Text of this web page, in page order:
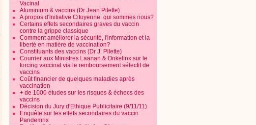
Vacinal
Aluminium & vaccins (Dr Jean Pilette)
A propos d'Initiative Citoyenne: qui sommes nous?
Certains effets secondaires graves du vaccin
contre la grippe classique
Comment améliorer la sécurité, l'information et la
liberté en matière de vaccination?
Constituants des vaccins (Dr J. Pilette)
Courrier aux Ministres Laanan & Onkelinx sur le
forcing vaccinal via le remboursement sélectif de
vaccins
Coût financier de quelques maladies après
vaccination
+ de 1000 études sur les risques & échecs des
vaccins
Décision du Jury d'Ethique Publicitaire (9/11/11)
Enquête sur les effets secondaires du vaccin
Pandemrix